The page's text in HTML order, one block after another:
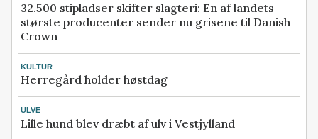
32.500 stipladser skifter slagteri: En af landets
største producenter sender nu grisene til Danish
Crown
KULTUR
Herregård holder høstdag
ULVE
Lille hund blev dræbt af ulv i Vestjylland